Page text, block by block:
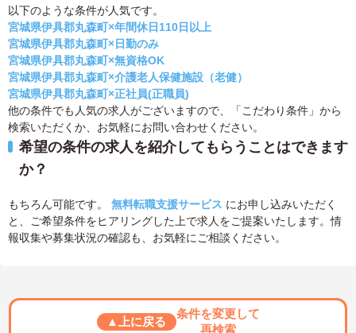
以下のような条件が人気です。
宮城県伊具郡丸森町×年間休日110日以上
宮城県伊具郡丸森町×日勤のみ
宮城県伊具郡丸森町×無資格OK
宮城県伊具郡丸森町×介護老人保健施設（老健）
宮城県伊具郡丸森町×正社員(正職員)
他の条件でも人気の求人がございますので、「こだわり条件」から
検索いただくか、お気軽にお問い合わせください。
希望の条件の求人を紹介してもらうことはできます
か？
もちろん可能です。 無料転職支援サービス にお申し込みいただく
と、ご希望条件をヒアリングした上で求人をご提案いたします。情
報収集や募集状況の確認も、お気軽にご相談ください。
▲上に戻る
条件を変更して
再検索